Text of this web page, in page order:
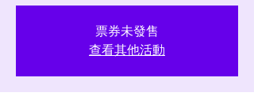
票券未發售
查看其他活動